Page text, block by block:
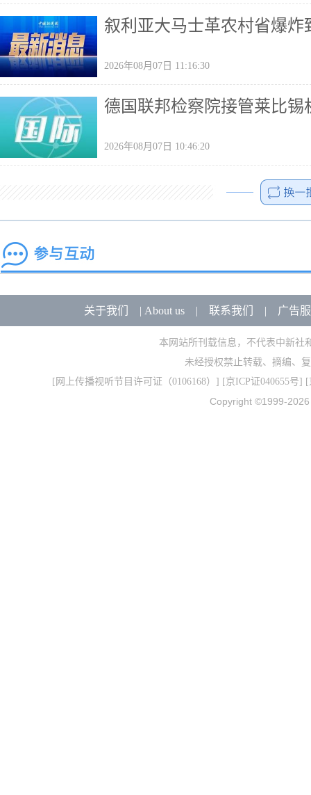
叙利亚大马士革农村省爆炸
2026年08月07日 11:16:30
德国联邦检察院接管莱比
2026年08月07日 10:46:20
关于我们 | About us| 联系我们 | 广告
本网站所刊载信息，不代表中新社
未经授权禁止转载、摘编、
[ 网上传播视听节目许可证（0106168） ] [京ICP证040655号] [
Copyright ©1999-